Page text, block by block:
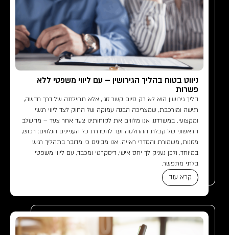
ניווט בטוח בהליך הגירושין – עם ליווי משפטי ללא
פשרות
הליך גירושין הוא לא רק סיום קשר זוגי, אלא תחילתה של דרך חדשה,
רגישה ומורכבת, שמצריכה הבנה עמוקה של החוק לצד ליווי רגשי
ומקצועי. במשרדנו, אנו מלווים את לקוחותינו צעד אחר צעד – מהשלב
הראשוני של קבלת ההחלטה ועד להסדרת כל העניינים הנלווים: רכוש,
מזונות, משמורת והסדרי ראייה. אנו מבינים כי מדובר בתהליך רגיש
במיוחד, ולכן נעניק לך יחס אישי, דיסקרטי ומכבד, עם ליווי משפטי
בלתי מתפשר.
קרא עוד